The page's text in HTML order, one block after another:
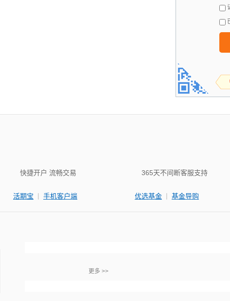
快捷开户 流畅交易
活期宝 | 手机客户端
365天不间断客服支持
优选基金 | 基金导购
更多 >>